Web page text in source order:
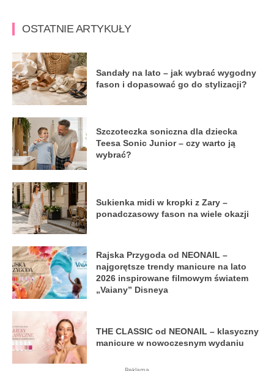
OSTATNIE ARTYKUŁY
Sandały na lato – jak wybrać wygodny
fason i dopasować go do stylizacji?
Szczoteczka soniczna dla dziecka
Teesa Sonic Junior – czy warto ją
wybrać?
Sukienka midi w kropki z Zary –
ponadczasowy fason na wiele okazji
Rajska Przygoda od NEONAIL –
najgorętsze trendy manicure na lato
2026 inspirowane filmowym światem
„Vaiany” Disneya
THE CLASSIC od NEONAIL – klasyczny
manicure w nowoczesnym wydaniu